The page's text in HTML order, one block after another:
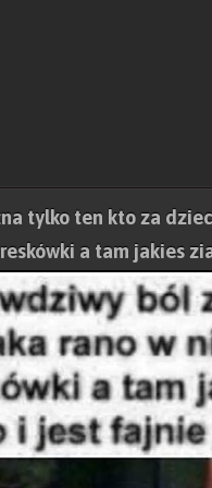
tylko ten kto za
a tam jakies